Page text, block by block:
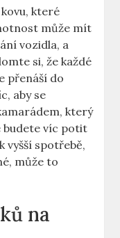
‍které
může mít
vozidla, a
si,‍ že ‍každé
přenáší do‌
aby se
který
budete víc ⁤potit
vyšší ⁣spotřebě,
může​ to
na